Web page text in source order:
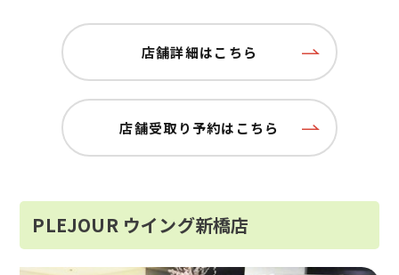
店舗詳細はこちら
店舗受取り予約はこちら
PLEJOUR ウイング新橋店